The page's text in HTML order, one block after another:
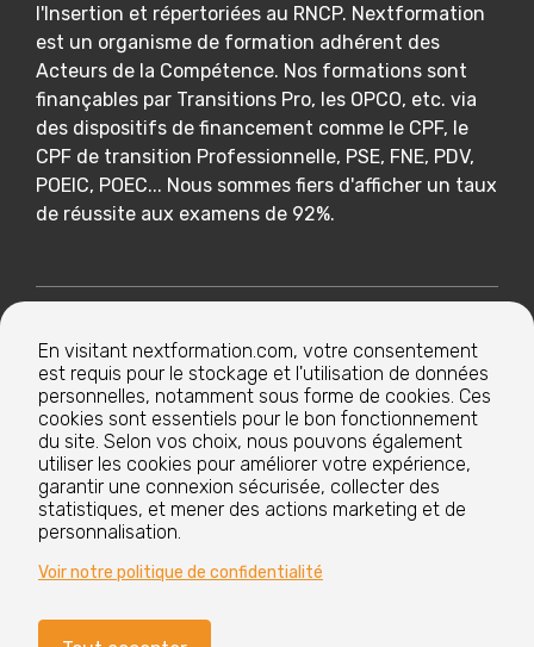
l'Insertion et répertoriées au RNCP. Nextformation
est un organisme de formation adhérent des
Acteurs de la Compétence. Nos formations sont
finançables par Transitions Pro, les OPCO, etc. via
des dispositifs de financement comme le CPF, le
CPF de transition Professionnelle, PSE, FNE, PDV,
POEIC, POEC... Nous sommes fiers d'afficher un taux
de réussite aux examens de 92%.
Nos formations
Nos centres de formation
Le groupe
En visitant nextformation.com, votre consentement
est requis pour le stockage et l'utilisation de données
personnelles, notamment sous forme de cookies. Ces
cookies sont essentiels pour le bon fonctionnement
du site. Selon vos choix, nous pouvons également
utiliser les cookies pour améliorer votre expérience,
garantir une connexion sécurisée, collecter des
statistiques, et mener des actions marketing et de
personnalisation.
Voir notre politique de confidentialité